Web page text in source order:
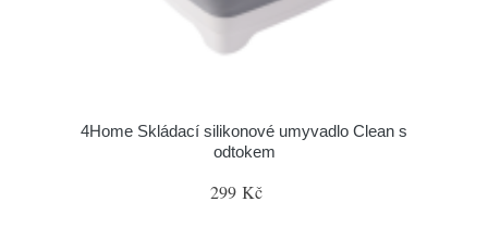
4Home Skládací silikonové umyvadlo Clean s
odtokem
299 Kč